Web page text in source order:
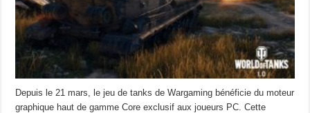
Depuis le 21 mars, le jeu de tanks de Wargaming bénéficie du moteur
graphique haut de gamme Core exclusif aux joueurs PC. Cette